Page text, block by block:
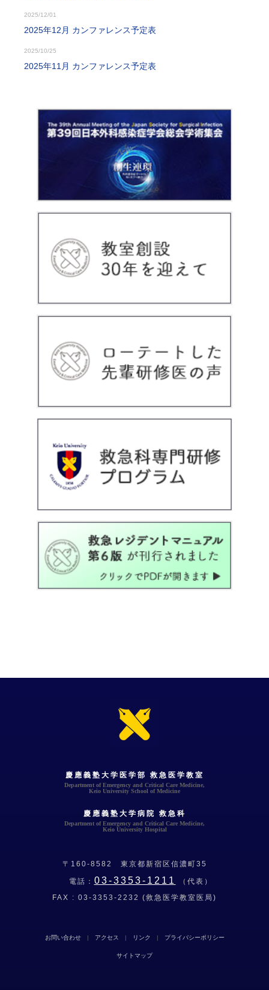
2025/12/01
2025年12月 カンファレンス予定表
2025/10/25
2025年11月 カンファレンス予定表
慶應義塾大学医学部 救急医学教室
Department of Emergency and Critical Care Medicine,
Keio University School of Medicine
慶應義塾大学病院 救急科
Department of Emergency and Critical Care Medicine,
Keio University Hospital
〒160-8582 東京都新宿区信濃町35
電話： 03-3353-1211
（代表）
FAX : 03-3353-2232 (救急医学教室医局)
お問い合わせ| アクセス | リンク | プライバシーポリシー
サイトマップ